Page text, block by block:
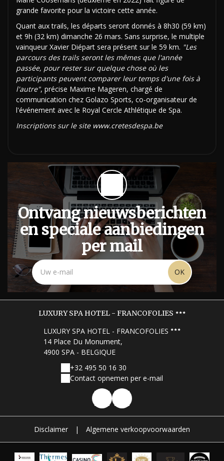
grande favorite pour la victoire cette année.
Quant aux trails, les départs seront donnés à 8h30 (59 km)
et 9h (32 km) dimanche 26 mars. Sans surprise, le multiple
vainqueur Xavier Diépart sera présent sur le 59 km. "Les
parcours des trails seront les mêmes que l'année
passée, pour rester sur quelque chose où les
participants peuvent comparer leur temps d'une fois à
l'autre", précise Maxime Mageren, chargé de
communication chez Golazo Sports, co-organisateur de
l'événement avec le Royal Cercle Athlétique de Spa.
Inscriptions sur le site www.cretesdespa.be
Ontvang nieuwsberichten
en speciale aanbiedingen
per mail
OK
LUXURY SPA HOTEL - FRANCOFOLIES
LUXURY SPA HOTEL - FRANCOFOLIES
14 Place Du Monument,
4900 SPA - BELGIQUE
+32 495 50 16 30
Contact opnemen per e-mail
Disclaimer | Algemene verkoopvoorwaarden